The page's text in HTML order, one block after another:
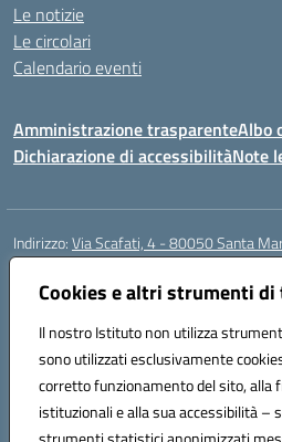
Cookies e altri strumenti di
Il nostro Istituto non utilizza
sono utilizzati esclusivamente
corretto funzionamento del sito, alla
istituzionali e alla sua accessibilità –
Le notizie
Le circolari
Calendario eventi
Amministrazione trasparenteAlbo
Dichiarazione di accessibilitàNote
Indirizzo:Via Scafati, 4 - 80050 Santa
Centralino:
Posta elettronica certificata (PEC):
Codice fiscale: 90016250632
Codice meccanografico:NAEE21900T
Codice Indice delle Pubbliche
Codice unico di fatturazione (CUF): UFZ0X6